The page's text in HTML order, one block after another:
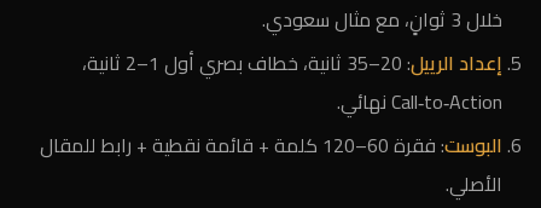
خلال 3 ثوانٍ، مع مثال سعودي.
إعداد الرييل
: 20–35 ثانية، خطاف بصري أول 1–2 ثانية،
Call‑to‑Action نهائي.
البوست
: فقرة 60–120 كلمة + قائمة نقطية + رابط للمقال
الأصلي.